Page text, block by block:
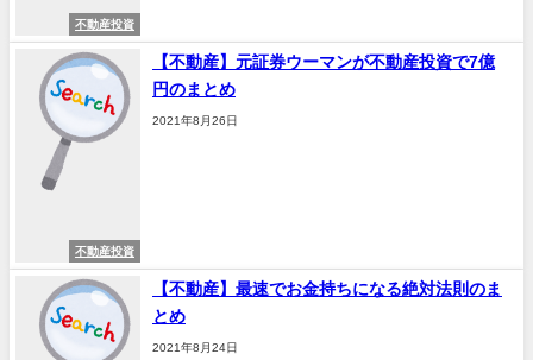
不動産投資
不動産投資
【不動産】元証券ウーマンが不動産投資で7億
円のまとめ
2021年8月26日
【不動産】最速でお金持ちになる絶対法則のま
とめ
2021年8月24日